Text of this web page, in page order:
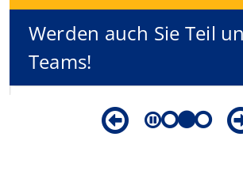
Werden auch Sie Teil
Teams!